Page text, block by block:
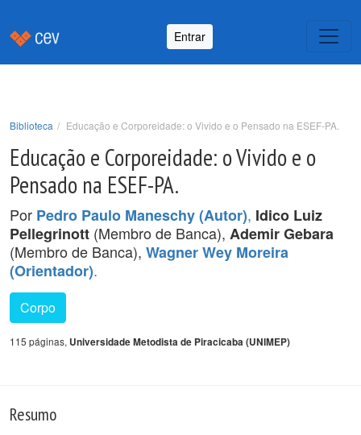
Entrar
Biblioteca Educação e Corporeidade: o Vivido e o Pensado na ESEF-PA.
Educação e Corporeidade: o Vivido e o
Pensado na ESEF-PA.
Por Pedro Paulo Maneschy (Autor), Idico Luiz
Pellegrinott (Membro de Banca), Ademir Gebara
(Membro de Banca), Wagner Wey Moreira
(Orientador).
Corpo
115 páginas, Universidade Metodista de Piracicaba (UNIMEP)
Resumo